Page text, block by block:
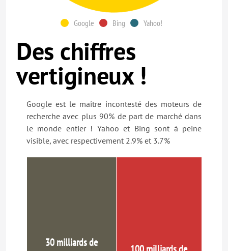
Google Bing Yahoo!
Des chiffres
vertigineux !
Google est le maître incontesté des moteurs de
recherche avec plus 90% de part de marché dans
le monde entier ! Yahoo et Bing sont à peine
visible, avec respectivement 2.9% et 3.7%
30 milliards de